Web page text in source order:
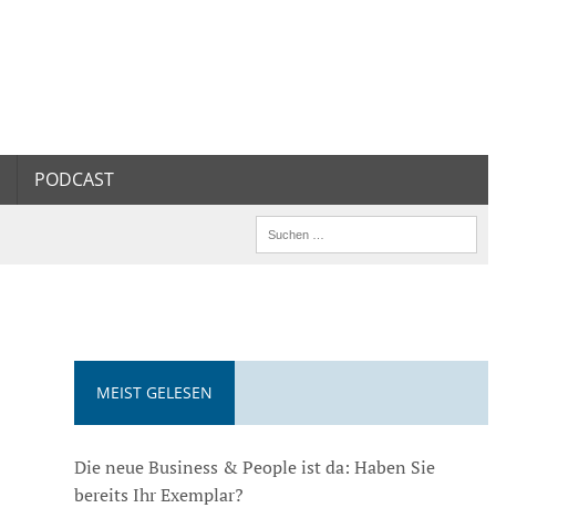
PODCAST
MEIST GELESEN
Die neue Business & People ist da: Haben Sie
bereits Ihr Exemplar?